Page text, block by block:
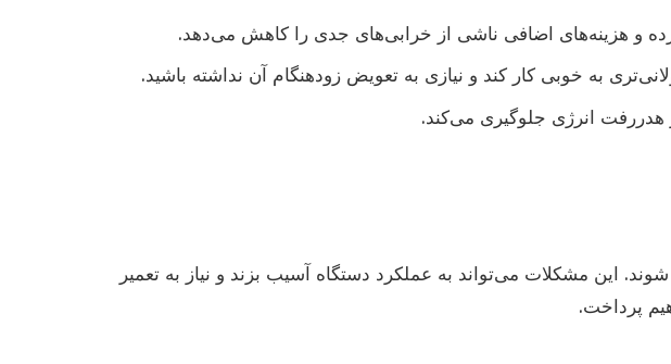
و هزینه‌های اضافی ناشی از خرابی‌های جدی را کاهش می‌دهد.
به خوبی کار کند و نیازی به تعویض زودهنگام آن نداشته باشید.
هدررفت انرژی جلوگیری می‌کند.
این مشکلات می‌تواند به عملکرد دستگاه آسیب بزند و نیاز به تعمیر
پرداخت.